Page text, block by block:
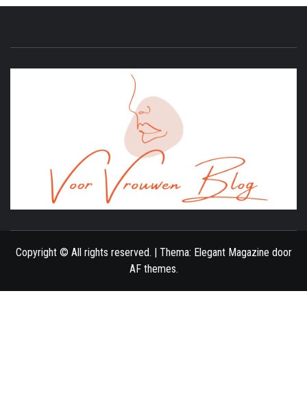
Copyright © All rights reserved. | Thema: Elegant Magazine door
AF themes.